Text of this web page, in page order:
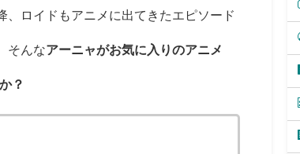
、ロイドもアニメに出てきたエピソード
そんなアーニャがお気に入りのアニメ
？